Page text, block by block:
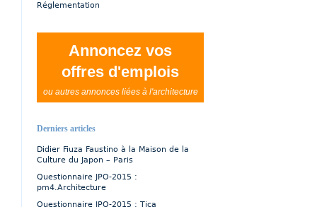
Réglementation
Annoncez vos
offres d'emplois
ou autres annonces liées à l'architecture
Derniers articles
Didier Fiuza Faustino à la Maison de la
Culture du Japon – Paris
Questionnaire JPO-2015 :
pm4.Architecture
Questionnaire JPO-2015 : Tica